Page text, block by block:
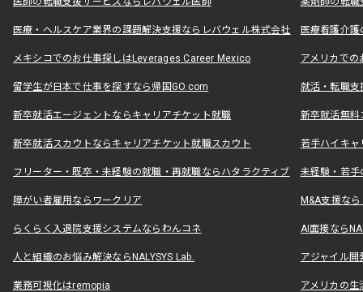
医療・ヘルスケア業界の課題解決支援ならレバウェル株式会社 医療看護介
メキシコでのお仕事探しはLeverages Career Mexico アメリカで
留学生が日本で仕事を探すなら帰国GO.com 就活・転職
新卒就活エージェントならキャリアチケット就職 新卒就活無料
新卒就活スカウトならキャリアチケット就職スカウト 若手ハイキ
フリーター・既卒・未経験の就職・再就職ならハタラクティブ 未経験・若手
障がい者雇用ならワークリア M&A支援な
らくらく入退院支援システムならわんコネ AI面接なら
人と組織のお悩み解決ならNALYSYS Lab. アジャイル
業務可視化はremopia アメリカの